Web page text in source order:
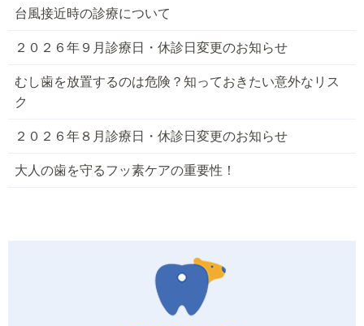
台風接近時の診療について
２０２６年９月診療日・休診日変更のお知らせ
むし歯を放置するのは危険？知っておきたい意外なリス
ク
２０２６年８月診療日・休診日変更のお知らせ
大人の歯を守るフッ素ケアの重要性！